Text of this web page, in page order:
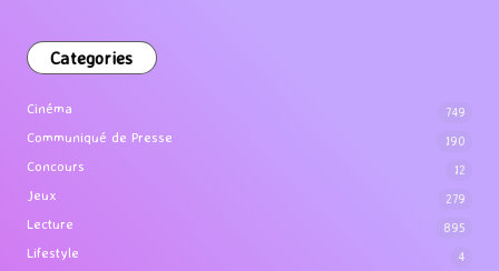
Categories
Cinéma 749
Communiqué de Presse 190
Concours 12
Jeux 279
Lecture 895
Lifestyle 4